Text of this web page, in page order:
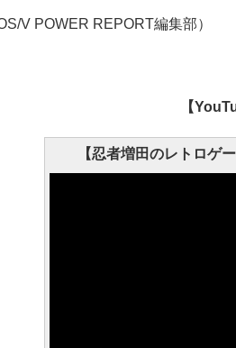
V POWER REPORT編集部）
【
【忍者増田のレトロゲ